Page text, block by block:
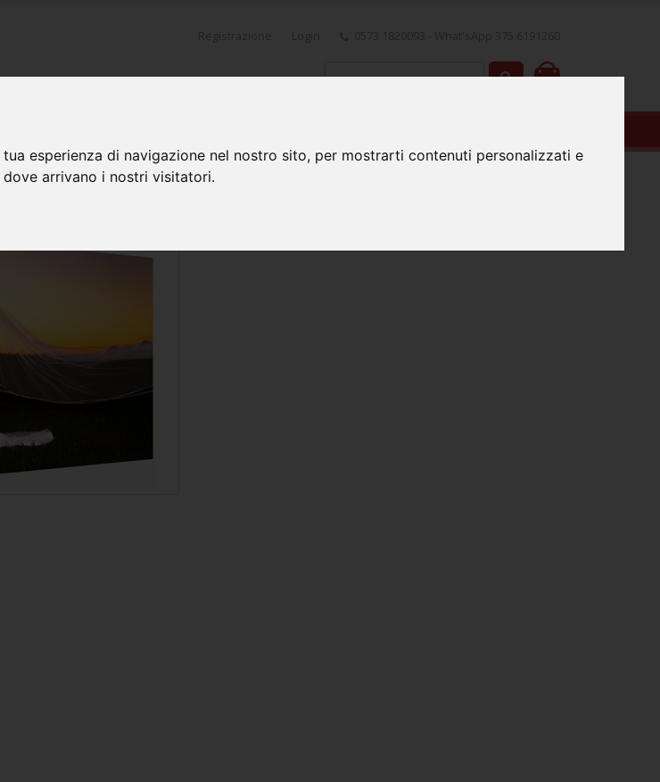
esperienza di navigazione nel nostro sito, per mostrarti contenuti personalizzati e
arrivano i nostri visitatori.
0
PREPARAZIONE FILE INVIO FILE DOWNLOAD
con Cornice 33mm Fotoquadro Panoramico 120x60